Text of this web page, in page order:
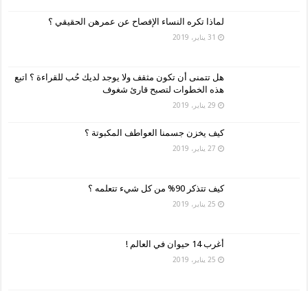
لماذا تكره النساء الإفصاح عن عمرهن الحقيقي ؟
31 يناير، 2019
هل تتمنى أن تكون مثقف ولا يوجد لديك حُب للقراءة ؟ اتبع
هذه الخطوات لتصبح قارئ شغوف
29 يناير، 2019
كيف يخزن جسمنا العواطف المكبوتة ؟
27 يناير، 2019
كيف تتذكر 90% من كل شيء تتعلمه ؟
25 يناير، 2019
أغرب 14 حيوان في العالم !
25 يناير، 2019